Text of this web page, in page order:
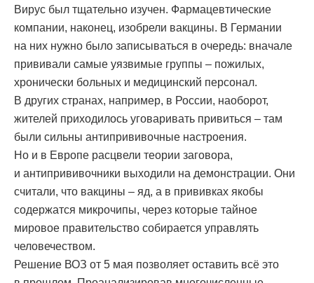
Вирус был тщательно изучен. Фармацевтические
компании, наконец, изобрели вакцины. В Германии
на них нужно было записываться в очередь: вначале
прививали самые уязвимые группы – пожилых,
хронически больных и медицинский персонал.
В других странах, например, в России, наоборот,
жителей приходилось уговаривать привиться – там
были сильны антипрививочные настроения.
Но и в Европе расцвели теории заговора,
и антипрививочники выходили на демонстрации. Они
считали, что вакцины – яд, а в прививках якобы
содержатся микрочипы, через которые тайное
мировое правительство собирается управлять
человечеством.
Решение ВОЗ от 5 мая позволяет оставить всё это